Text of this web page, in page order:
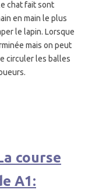
chat fait sont
en main le plus
le lapin. Lorsque
mais on peut
circuler les balles
course
A1: